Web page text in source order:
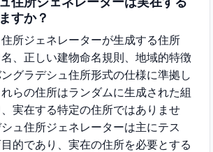
すか？
所ジェネレーターが生成する住所
、正しい建物命名規則、地域的特徴
グラデシュ住所形式の仕様に準拠し
らの住所はランダムに生成された組
実在する特定の住所ではありませ
ュ住所ジェネレーターは主にテス
的であり、実在の住所を必要とする